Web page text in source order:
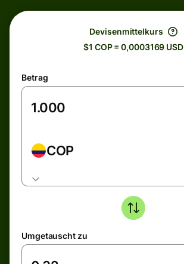
Devisenmittelkurs
$1 COP = 0,0003169 USD
Betrag
COP
Umgetauscht zu